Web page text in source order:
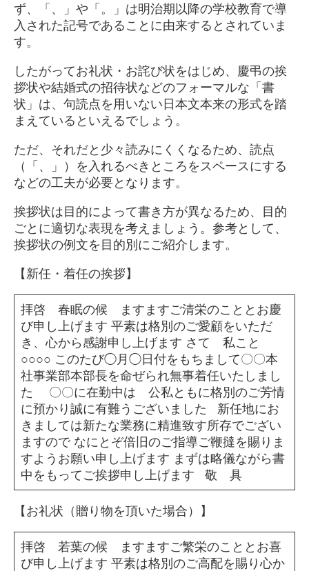
ず、「、」や「。」は明治期以降の学校教育で導
入された記号であることに由来するとされていま
す。
したがってお礼状・お詫び状をはじめ、慶弔の挨
拶状や結婚式の招待状などのフォーマルな「書
状」は、句読点を用いない日本文本来の形式を踏
まえているといえるでしょう。
ただ、それだと少々読みにくくなるため、読点
（「、」）を入れるべきところをスペースにする
などの工夫が必要となります。
挨拶状は目的によって書き方が異なるため、目的
ごとに適切な表現を考えましょう。参考として、
挨拶状の例文を目的別にご紹介します。
【新任・着任の挨拶】
拝啓 春眠の候 ますますご清栄のこととお慶
び申し上げます 平素は格別のご愛顧をいただ
き、心から感謝申し上げます さて 私こと
○○○○ このたび◯月◯日付をもちまして〇〇本
社事業部本部長を命ぜられ無事着任いたしまし
た 〇〇に在勤中は 公私ともに格別のご芳情
に預かり誠に有難うございました 新任地にお
きましては新たな業務に精進致す所存でござい
ますので なにとぞ倍旧のご指導ご鞭撻を賜りま
すようお願い申し上げます まずは略儀ながら書
中をもってご挨拶申し上げます 敬 具
【お礼状（贈り物を頂いた場合）】
拝啓 若葉の候 ますますご繁栄のこととお喜
び申し上げます 平素は格別のご高配を賜り心か